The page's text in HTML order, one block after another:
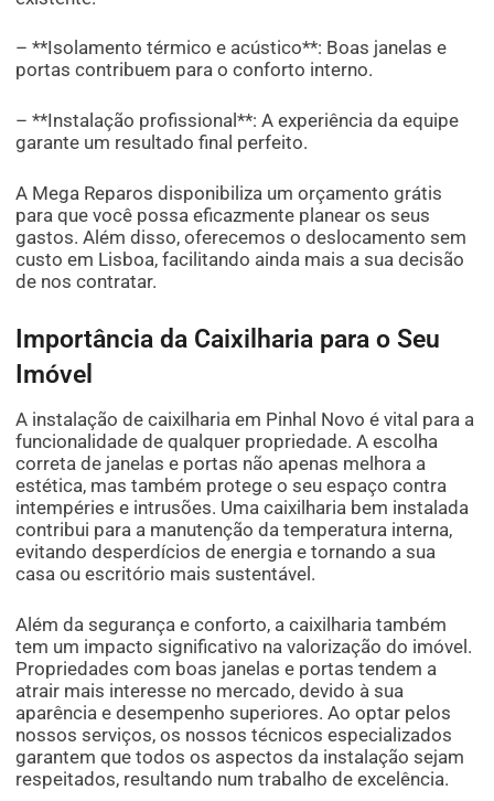
– **Isolamento térmico e acústico**: Boas janelas e
portas contribuem para o conforto interno.
– **Instalação profissional**: A experiência da equipe
garante um resultado final perfeito.
A Mega Reparos disponibiliza um orçamento grátis
para que você possa eficazmente planear os seus
gastos. Além disso, oferecemos o deslocamento sem
custo em Lisboa, facilitando ainda mais a sua decisão
de nos contratar.
Importância da Caixilharia para o Seu
Imóvel
A instalação de caixilharia em Pinhal Novo é vital para a
funcionalidade de qualquer propriedade. A escolha
correta de janelas e portas não apenas melhora a
estética, mas também protege o seu espaço contra
intempéries e intrusões. Uma caixilharia bem instalada
contribui para a manutenção da temperatura interna,
evitando desperdícios de energia e tornando a sua
casa ou escritório mais sustentável.
Além da segurança e conforto, a caixilharia também
tem um impacto significativo na valorização do imóvel.
Propriedades com boas janelas e portas tendem a
atrair mais interesse no mercado, devido à sua
aparência e desempenho superiores. Ao optar pelos
nossos serviços, os nossos técnicos especializados
garantem que todos os aspectos da instalação sejam
respeitados, resultando num trabalho de excelência.